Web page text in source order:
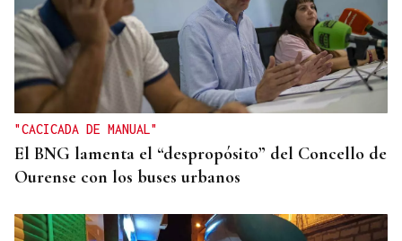
"CACICADA DE MANUAL"
El BNG lamenta el “despropósito” del Concello de
Ourense con los buses urbanos